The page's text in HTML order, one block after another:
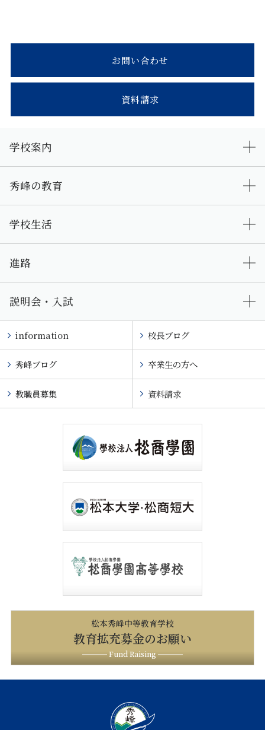
お問い合わせ
資料請求
学校案内
秀峰の教育
学校生活
進路
説明会・入試
information 校長ブログ
秀峰ブログ 卒業生の方へ
教職員募集 資料請求
松本秀峰中等教育学校
教育拡充募金のお願い
Fund Raising